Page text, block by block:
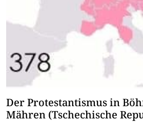
Der Protestantismus in
Mähren (Tschechische